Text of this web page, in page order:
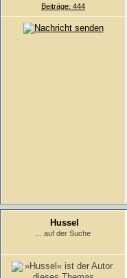
Beiträge: 444
Hussel
... auf der Suche